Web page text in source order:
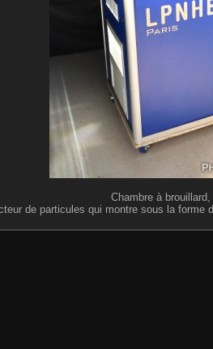
Chambre à
de particules qui montre sous la